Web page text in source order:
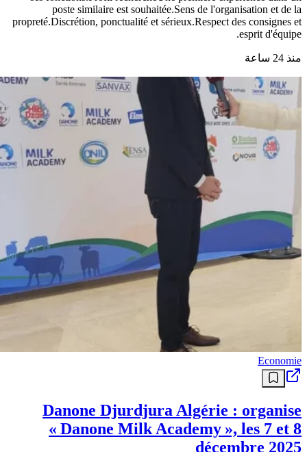
poste similaire est souhaitée.Sens de l'organisation et de la
propreté.Discrétion, ponctualité et sérieux.Respect des consignes et
esprit d'équipe.
منذ 24 ساعة
Economie
Danone Djurdjura Algérie : organise
« Danone Milk Academy », les 7 et 8
décembre 2025